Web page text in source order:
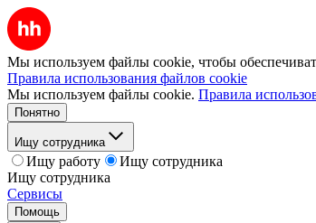
Мы используем файлы cookie, чтобы
Правила использования файлов cookie
Мы используем файлы cookie. Правила
Понятно
Ищу сотрудника
Ищу работу
Ищу сотрудника
Ищу сотрудника
Сервисы
Помощь